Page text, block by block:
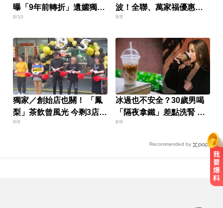
曝「9年前轉折」遺孀獨扛
後事
8/10
波！全聯、萬家福優惠一
次看
8/9
獨家／創始店也關！ 「鳳
梨」茶飲曾風光 今剩3店苦
撐
8/9
冰過也不安全？30歲男喝
「隔夜拿鐵」差點洗腎 醫
揭3個隱形危機
8/9
Recommended by